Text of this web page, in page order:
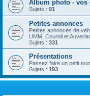
Album photo - vos
Sujets : 91
Petites annonces
Petites annonces de
UMM, Cournil et
Sujets : 331
Présentations
Passez faire un petit
Sujets : 193